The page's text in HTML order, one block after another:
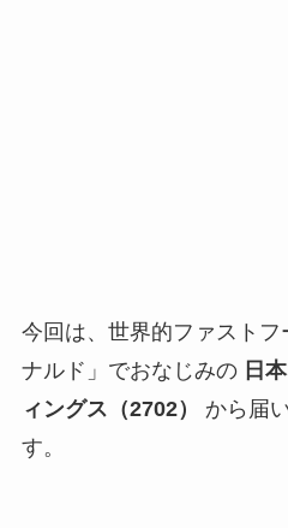
今回は、世界的ファスト
ナルド」でおなじみの 日
ィングス（2702）
から届
す。